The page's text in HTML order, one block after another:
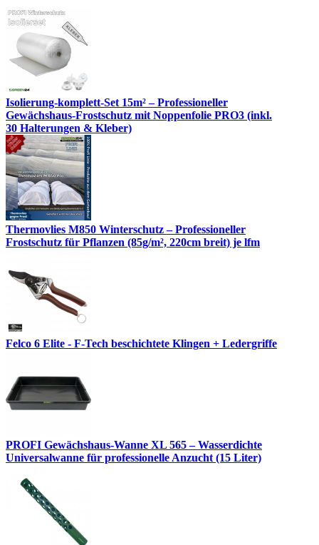
Isolierung-komplett-Set 15m² – Professioneller
Gewächshaus-Frostschutz mit Noppenfolie PRO3 (inkl.
30 Halterungen & Kleber)
Thermovlies M850 Winterschutz – Professioneller
Frostschutz für Pflanzen (85g/m², 220cm breit) je lfm
Felco 6 Elite - F-Tech beschichtete Klingen + Ledergriffe
PROFI Gewächshaus-Wanne XL 565 – Wasserdichte
Universalwanne für professionelle Anzucht (15 Liter)